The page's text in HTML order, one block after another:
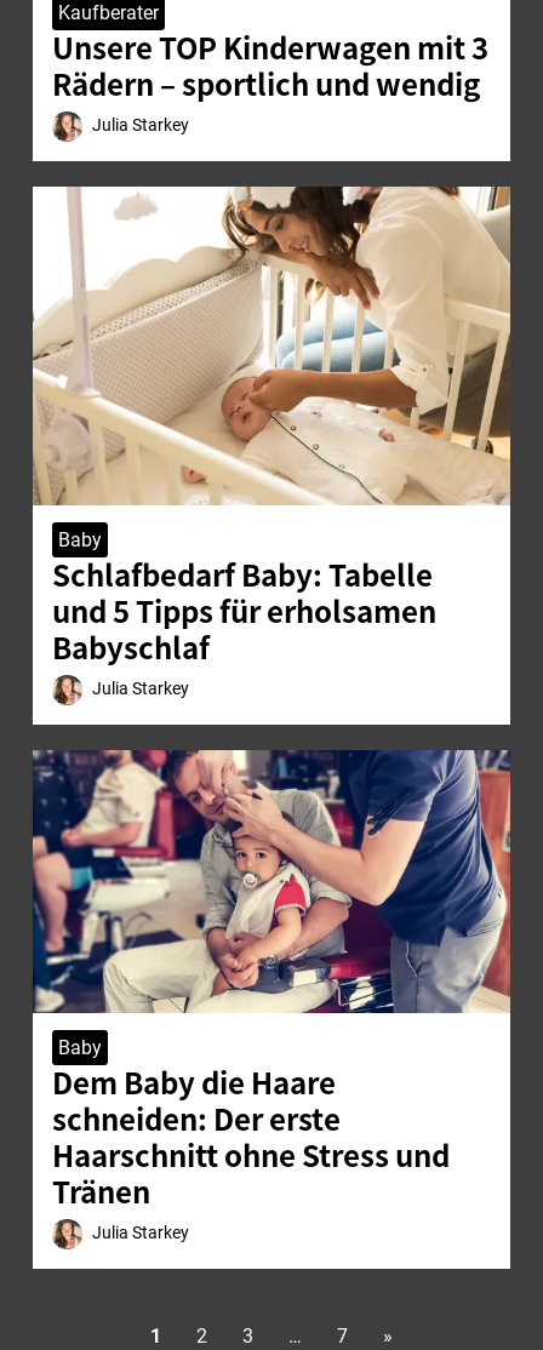
Kaufberater
Unsere TOP Kinderwagen mit 3
Rädern – sportlich und wendig
Julia Starkey
Baby
Schlafbedarf Baby: Tabelle
und 5 Tipps für erholsamen
Babyschlaf
Julia Starkey
Baby
Dem Baby die Haare
schneiden: Der erste
Haarschnitt ohne Stress und
Tränen
Julia Starkey
1 2 3 … 7 »